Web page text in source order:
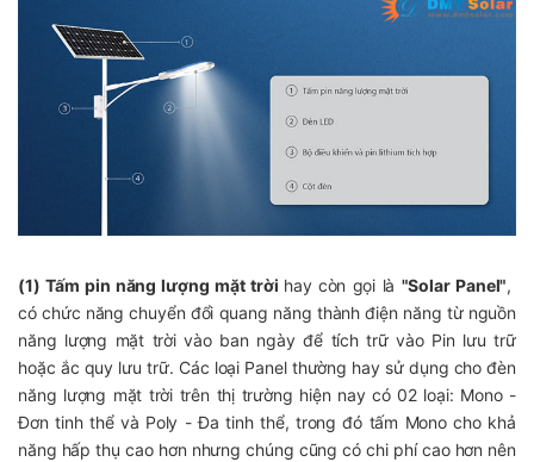
(1) Tấm pin năng lượng mặt trời hay còn gọi là "Solar Panel",
có chức năng chuyển đổi quang năng thành điện năng từ nguồn
năng lượng mặt trời vào ban ngày để tích trữ vào Pin lưu trữ
hoặc ắc quy lưu trữ. Các loại Panel thường hay sử dụng cho đèn
năng lượng mặt trời trên thị trường hiện nay có 02 loại: Mono -
Đơn tinh thể và Poly - Đa tinh thể, trong đó tấm Mono cho khả
năng hấp thụ cao hơn nhưng chúng cũng có chi phí cao hơn nên